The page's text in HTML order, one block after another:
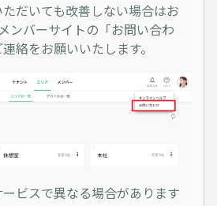
だいても改善しない場合はお
ンバーサイトの「お問い合わ
絡をお願いいたします。
ビスで異なる場合があります